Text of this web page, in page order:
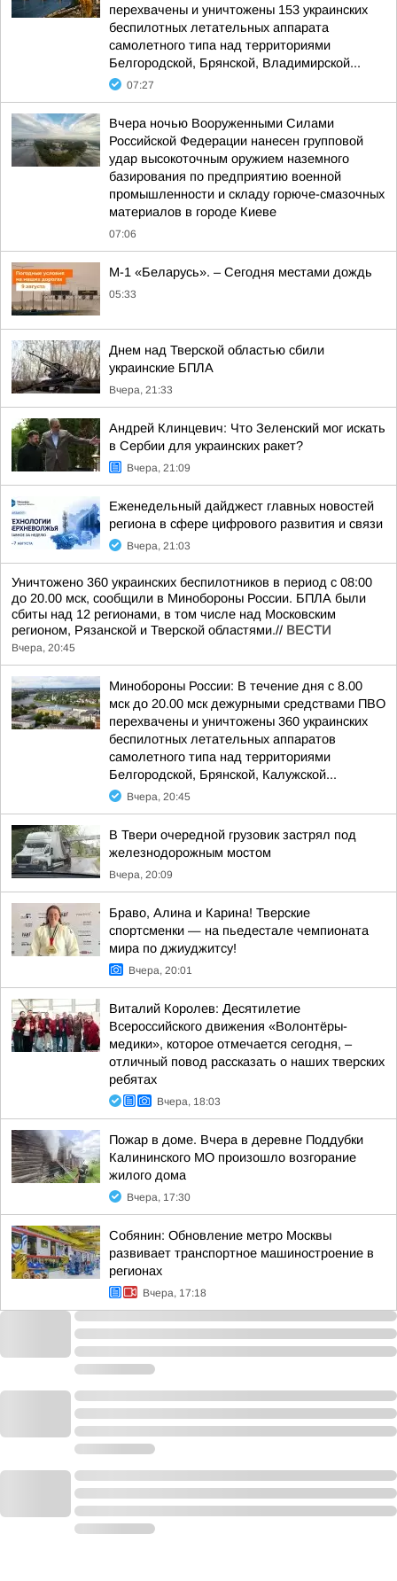
перехвачены и уничтожены 153 украинских
беспилотных летательных аппарата
самолетного типа над территориями
Белгородской, Брянской, Владимирской...
07:27
Вчера ночью Вооруженными Силами
Российской Федерации нанесен групповой
удар высокоточным оружием наземного
базирования по предприятию военной
промышленности и складу горюче-смазочных
материалов в городе Киеве
07:06
М-1 «Беларусь». – Сегодня местами дождь
05:33
Днем над Тверской областью сбили
украинские БПЛА
Вчера, 21:33
Андрей Клинцевич: Что Зеленский мог искать
в Сербии для украинских ракет?
Вчера, 21:09
Еженедельный дайджест главных новостей
региона в сфере цифрового развития и связи
Вчера, 21:03
Уничтожено 360 украинских беспилотников в период с 08:00
до 20.00 мск, сообщили в Минобороны России. БПЛА были
сбиты над 12 регионами, в том числе над Московским
регионом, Рязанской и Тверской областями.// ВЕСТИ
Вчера, 20:45
Минобороны России: В течение дня с 8.00
мск до 20.00 мск дежурными средствами ПВО
перехвачены и уничтожены 360 украинских
беспилотных летательных аппаратов
самолетного типа над территориями
Белгородской, Брянской, Калужской...
Вчера, 20:45
В Твери очередной грузовик застрял под
железнодорожным мостом
Вчера, 20:09
Браво, Алина и Карина! Тверские
спортсменки — на пьедестале чемпионата
мира по джиуджитсу!
Вчера, 20:01
Виталий Королев: Десятилетие
Всероссийского движения «Волонтёры-
медики», которое отмечается сегодня, –
отличный повод рассказать о наших тверских
ребятах
Вчера, 18:03
Пожар в доме. Вчера в деревне Поддубки
Калининского МО произошло возгорание
жилого дома
Вчера, 17:30
Собянин: Обновление метро Москвы
развивает транспортное машиностроение в
регионах
Вчера, 17:18